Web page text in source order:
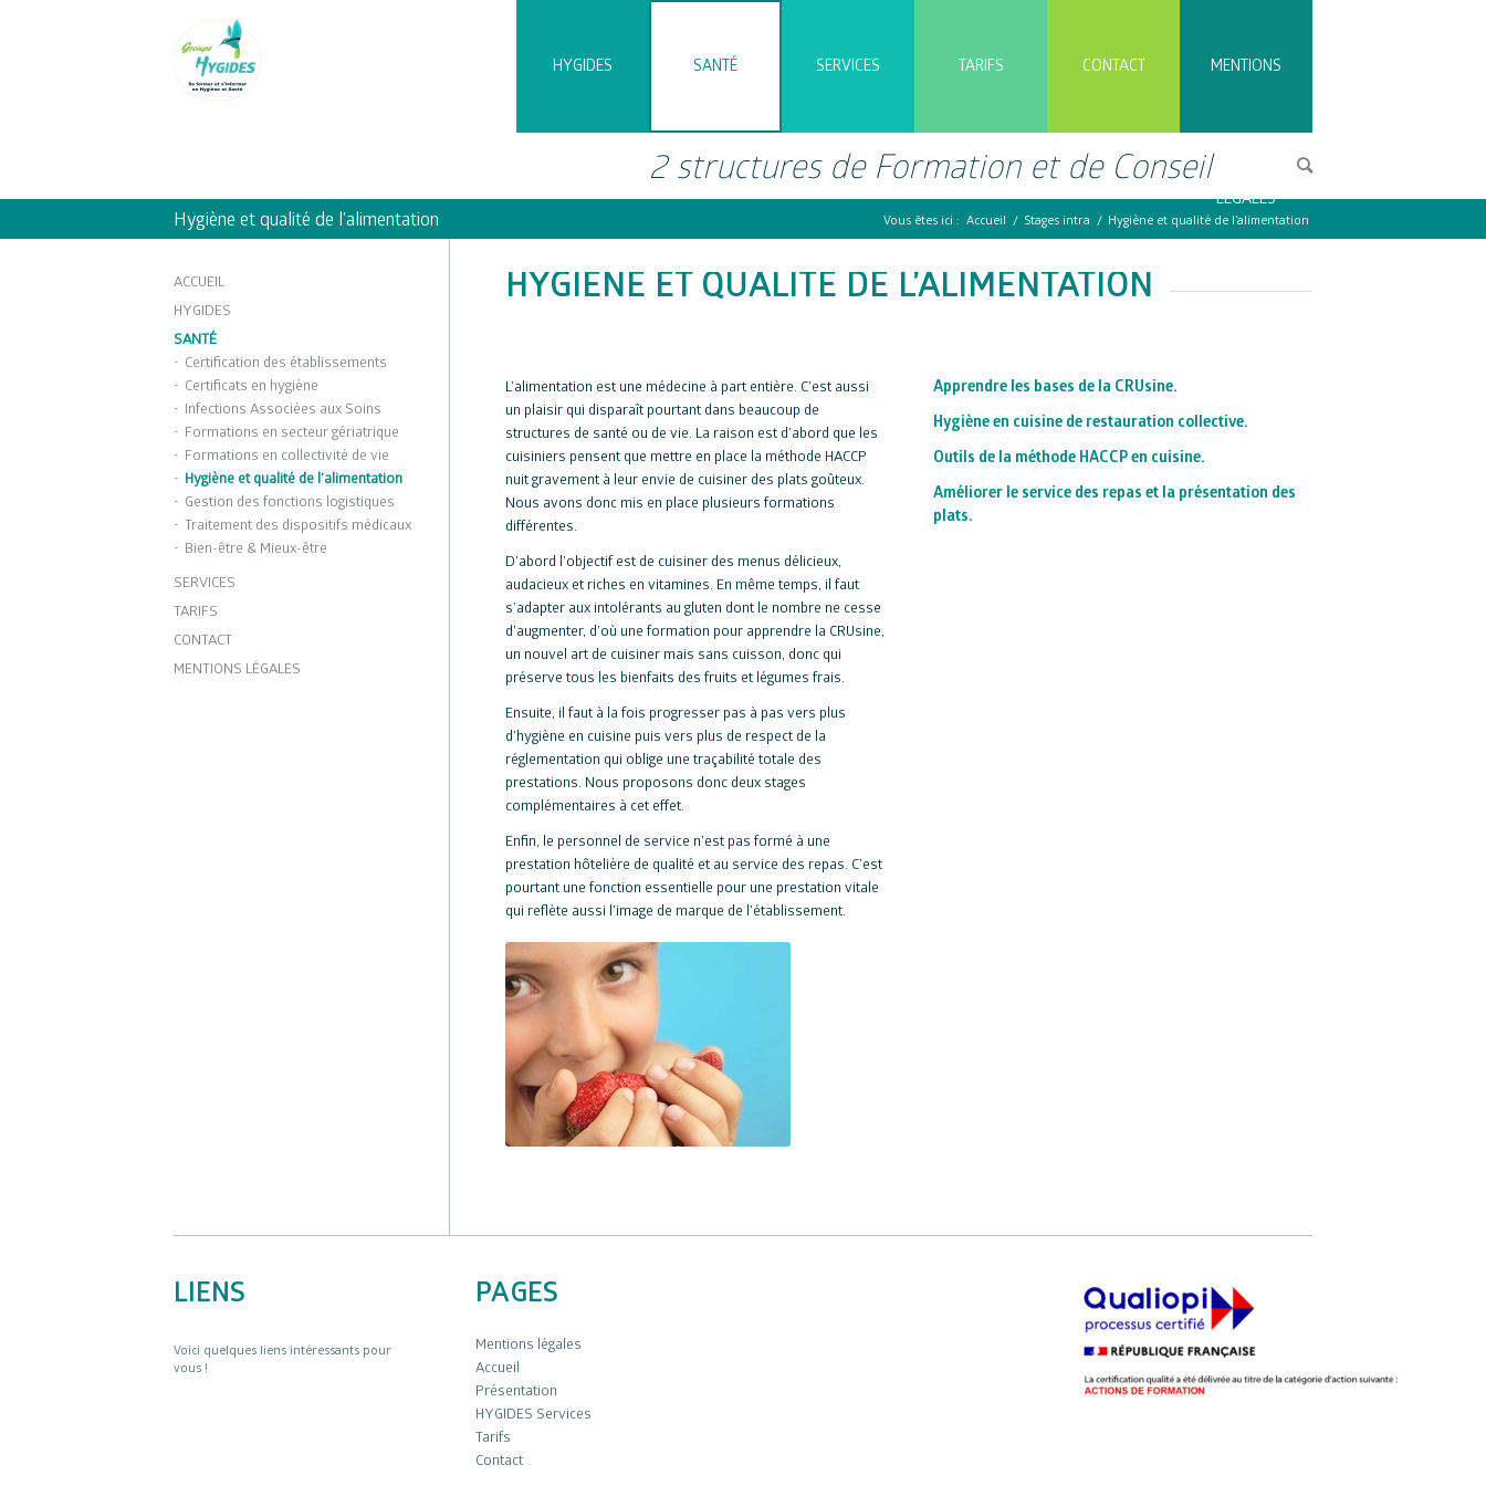
HYGIDES SANTÉ SERVICES TARIFS CONTACT MENTIONS
LÉGALES
2 structures de Formation et de Conseil
Hygiène et qualité de l’alimentation Vous êtes ici : Accueil / Stages intra / Hygiène et qualité de l’alimentation
HYGIÈNE ET QUALITÉ DE L’ALIMENTATION
L’alimentation est une médecine à part entière. C’est aussi
un plaisir qui disparaît pourtant dans beaucoup de
structures de santé ou de vie. La raison est d’abord que les
cuisiniers pensent que mettre en place la méthode HACCP
nuit gravement à leur envie de cuisiner des plats goûteux.
Nous avons donc mis en place plusieurs formations
différentes.
D’abord l’objectif est de cuisiner des menus délicieux,
audacieux et riches en vitamines. En même temps, il faut
s’adapter aux intolérants au gluten dont le nombre ne cesse
d’augmenter, d’où une formation pour apprendre la CRUsine,
un nouvel art de cuisiner mais sans cuisson, donc qui
préserve tous les bienfaits des fruits et légumes frais.
Ensuite, il faut à la fois progresser pas à pas vers plus
d’hygiène en cuisine puis vers plus de respect de la
réglementation qui oblige une traçabilité totale des
prestations. Nous proposons donc deux stages
complémentaires à cet effet.
Enfin, le personnel de service n’est pas formé à une
prestation hôtelière de qualité et au service des repas. C’est
pourtant une fonction essentielle pour une prestation vitale
qui reflète aussi l’image de marque de l’établissement.
Apprendre les bases de la CRUsine.
Hygiène en cuisine de restauration collective.
Outils de la méthode HACCP en cuisine.
Améliorer le service des repas et la présentation des
plats.
ACCUEIL
HYGIDES
SANTÉ
Certification des établissements
Certificats en hygiène
Infections Associées aux Soins
Formations en secteur gériatrique
Formations en collectivité de vie
Hygiène et qualité de l’alimentation
Gestion des fonctions logistiques
Traitement des dispositifs médicaux
Bien-être & Mieux-être
SERVICES
TARIFS
CONTACT
MENTIONS LÉGALES
LIENS
Voici quelques liens intéressants pour
vous !
PAGES
Mentions légales
Accueil
Présentation
HYGIDES Services
Tarifs
Contact